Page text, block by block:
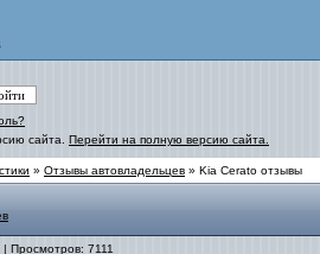
сайта. Перейти на полную версию сайта.
» Отзывы автовладельцев » Kia Cerato отзывы
Просмотров: 7111